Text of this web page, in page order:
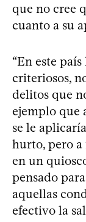
que no cree
cuanto a su
“En este
criteriosos,
delitos que
ejemplo que
se le
hurto, pero
en un
pensado
aquellas
efectivo la